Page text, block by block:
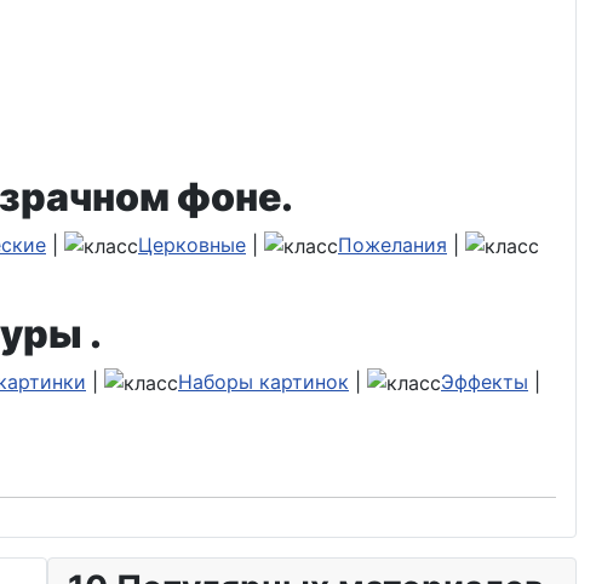
фоне.
Церковные Пожелания
.
Наборы картинок Эффекты